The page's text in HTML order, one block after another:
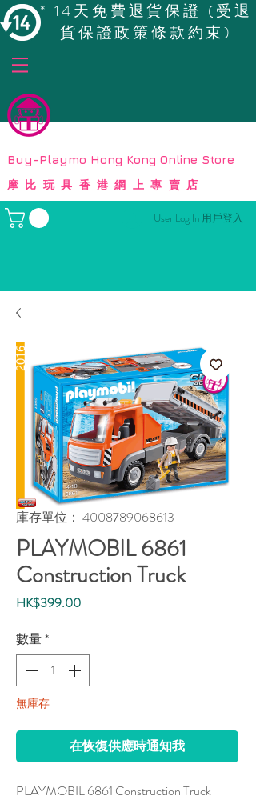
* 14天免費退貨保證 (受退
貨保證政策條款約束)
© Copyright
Buy-Playmo Hong Kong Online Store
摩比玩具香港網上專賣店
User Log In 用戶登入
庫存單位： 4008789068613
PLAYMOBIL 6861
Construction Truck
HK$399.00價
數量*
無庫存
在恢復供應時通知我
PLAYMOBIL 6861 Construction Truck